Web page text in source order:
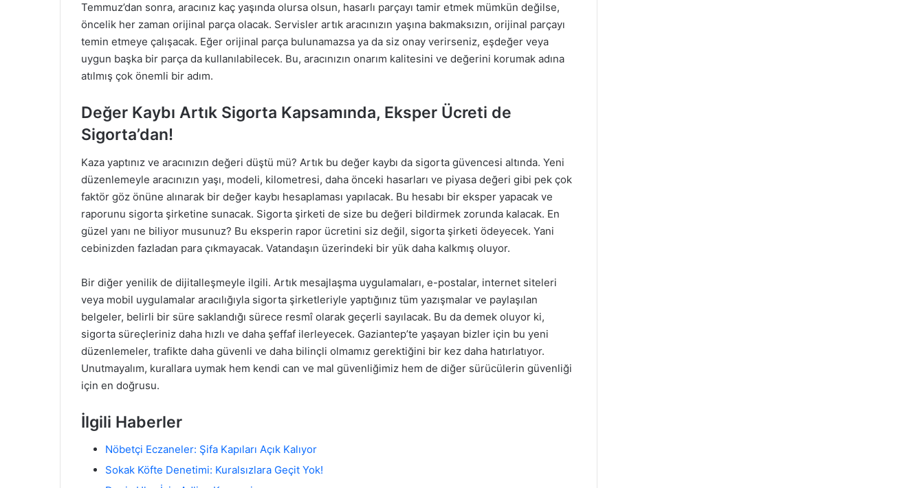
Temmuz’dan sonra, aracınız kaç yaşında olursa olsun, hasarlı parçayı tamir etmek mümkün değilse,
öncelik her zaman orijinal parça olacak. Servisler artık aracınızın yaşına bakmaksızın, orijinal parçayı
temin etmeye çalışacak. Eğer orijinal parça bulunamazsa ya da siz onay verirseniz, eşdeğer veya
uygun başka bir parça da kullanılabilecek. Bu, aracınızın onarım kalitesini ve değerini korumak adına
atılmış çok önemli bir adım.
Değer Kaybı Artık Sigorta Kapsamında, Eksper Ücreti de
Sigorta’dan!
Kaza yaptınız ve aracınızın değeri düştü mü? Artık bu değer kaybı da sigorta güvencesi altında. Yeni
düzenlemeyle aracınızın yaşı, modeli, kilometresi, daha önceki hasarları ve piyasa değeri gibi pek çok
faktör göz önüne alınarak bir değer kaybı hesaplaması yapılacak. Bu hesabı bir eksper yapacak ve
raporunu sigorta şirketine sunacak. Sigorta şirketi de size bu değeri bildirmek zorunda kalacak. En
güzel yanı ne biliyor musunuz? Bu eksperin rapor ücretini siz değil, sigorta şirketi ödeyecek. Yani
cebinizden fazladan para çıkmayacak. Vatandaşın üzerindeki bir yük daha kalkmış oluyor.
Bir diğer yenilik de dijitalleşmeyle ilgili. Artık mesajlaşma uygulamaları, e-postalar, internet siteleri
veya mobil uygulamalar aracılığıyla sigorta şirketleriyle yaptığınız tüm yazışmalar ve paylaşılan
belgeler, belirli bir süre saklandığı sürece resmî olarak geçerli sayılacak. Bu da demek oluyor ki,
sigorta süreçleriniz daha hızlı ve daha şeffaf ilerleyecek. Gaziantep’te yaşayan bizler için bu yeni
düzenlemeler, trafikte daha güvenli ve daha bilinçli olmamız gerektiğini bir kez daha hatırlatıyor.
Unutmayalım, kurallara uymak hem kendi can ve mal güvenliğimiz hem de diğer sürücülerin güvenliği
için en doğrusu.
İlgili Haberler
Nöbetçi Eczaneler: Şifa Kapıları Açık Kalıyor
Sokak Köfte Denetimi: Kuralsızlara Geçit Yok!